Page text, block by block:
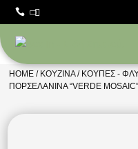
 
HOME / ΚΟΥΖΊΝΑ/ ΚΟΎΠΕΣ -
ΠΟΡΣΕΛΆΝΙΝΑ “VERDE